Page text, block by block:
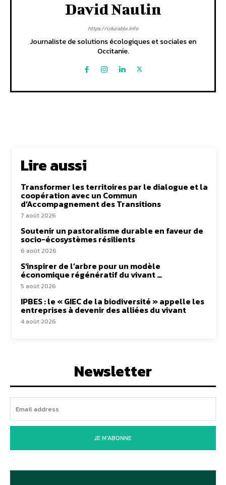
David Naulin
https://cdurable.info
Journaliste de solutions écologiques et sociales en
Occitanie.
Lire aussi
Transformer les territoires par le dialogue et la
coopération avec un Commun
d’Accompagnement des Transitions
7 août 2026
Soutenir un pastoralisme durable en faveur de
socio-écosystèmes résilients
6 août 2026
S’inspirer de l’arbre pour un modèle
économique régénératif du vivant …
5 août 2026
IPBES : le « GIEC de la biodiversité » appelle les
entreprises à devenir des alliées du vivant
4 août 2026
Newsletter
JE M'ABONNE